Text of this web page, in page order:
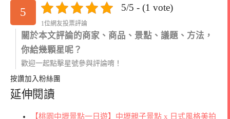
5 5/5 - (1 vote)
1位網友投票評論
關於本文評論的商家、商品、景點、議題、方法，
你給幾顆星呢？
歡迎一起點擊星號參與評論唷！
按讚加入粉絲團
延伸閱讀
【桃園中壢景點一日遊】中壢親子景點 x 日式風格美拍